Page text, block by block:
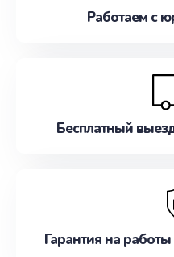
Работаем с
Бесплатный
Гарантия на